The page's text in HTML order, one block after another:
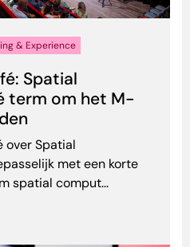
& Experience
Spatial
term om het M-
over Spatial
met een korte
spatial comput...